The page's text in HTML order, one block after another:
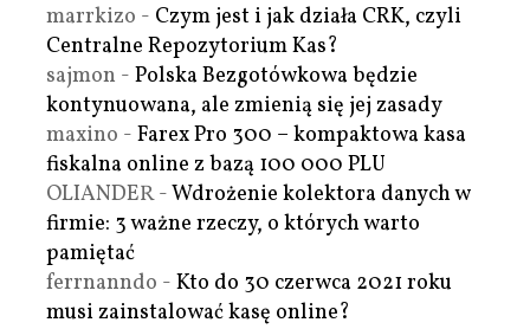
marrkizo - Czym jest i jak działa CRK, czyli
Centralne Repozytorium Kas?
sajmon - Polska Bezgotówkowa będzie
kontynuowana, ale zmienią się jej zasady
maxino - Farex Pro 300 – kompaktowa kasa
fiskalna online z bazą 100 000 PLU
OLIANDER-Wdrożenie kolektora danych w
firmie: 3 ważne rzeczy, o których warto
pamiętać
ferrnanndo - Kto do 30 czerwca 2021 roku
musi zainstalować kasę online?